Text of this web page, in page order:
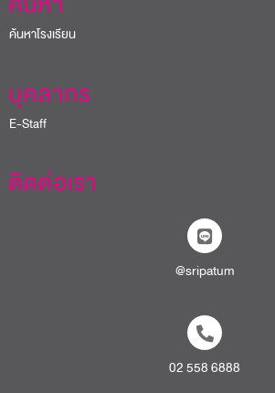
ค้นหาโรงเรียน
บุคลากร
E-Staff
ติดต่อเรา
@sripatum
02 558 6888